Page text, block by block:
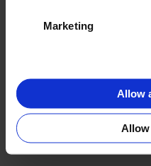
Marketing
Allow
Allow